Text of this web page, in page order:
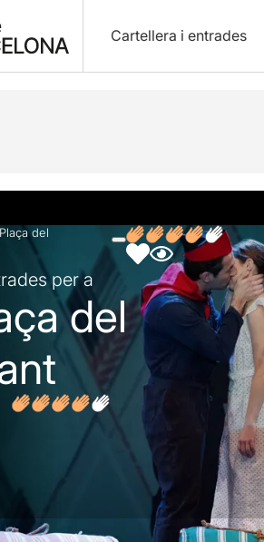
Cartellera i entrades
Fitxa artística Fotos i vídeos
del
per a
del